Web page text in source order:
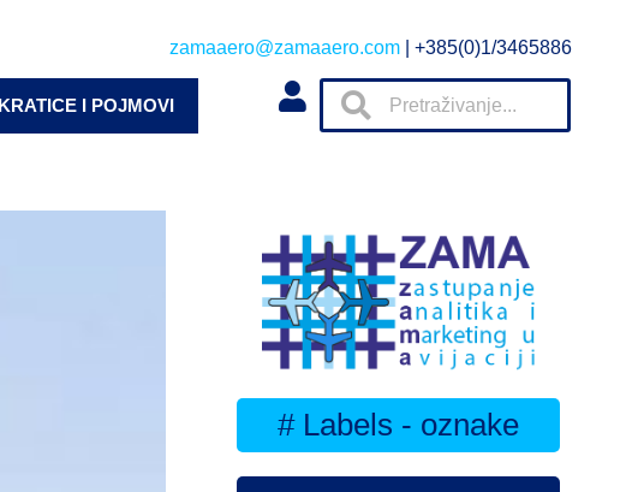
zamaaero@zamaaero.com | +385(0)1/3465886
KRATICE I POJMOVI
# Labels - oznake